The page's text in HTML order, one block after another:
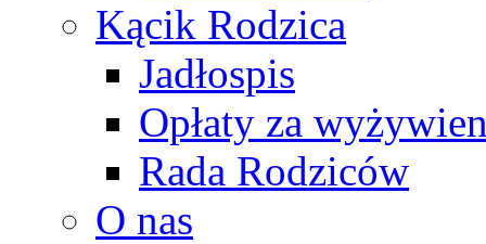
Kącik Rodzica
Jadłospis
Opłaty za
Rada Rodziców
O nas